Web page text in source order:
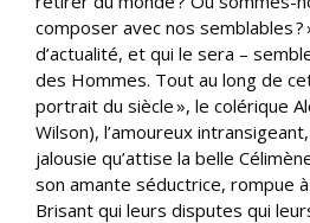
composer avec nos semblables
d’actualité, et qui le sera –
des Hommes. Tout au long de
portrait du siècle », le colérique
Wilson), l’amoureux
jalousie qu’attise la belle
son amante séductrice, rompue
Brisant qui leurs disputes qui